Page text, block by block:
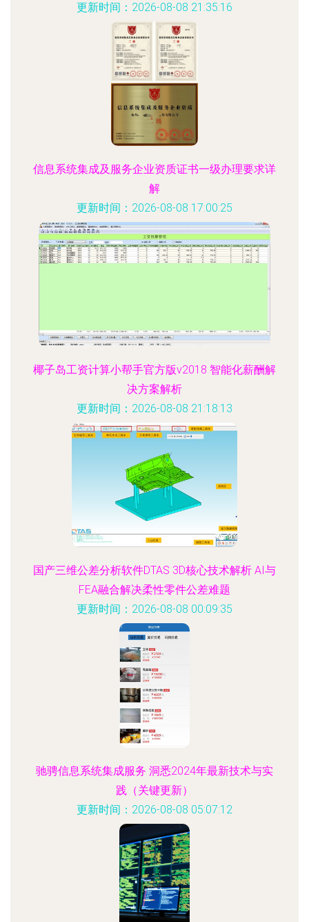
更新时间：2026-08-08 21:35:16
信息系统集成及服务企业资质证书一级办理要求详
解
更新时间：2026-08-08 17:00:25
椰子岛工资计算小帮手官方版v2018 智能化薪酬解
决方案解析
更新时间：2026-08-08 21:18:13
国产三维公差分析软件DTAS 3D核心技术解析 AI与
FEA融合解决柔性零件公差难题
更新时间：2026-08-08 00:09:35
驰骋信息系统集成服务 洞悉2024年最新技术与实
践（关键更新）
更新时间：2026-08-08 05:07:12